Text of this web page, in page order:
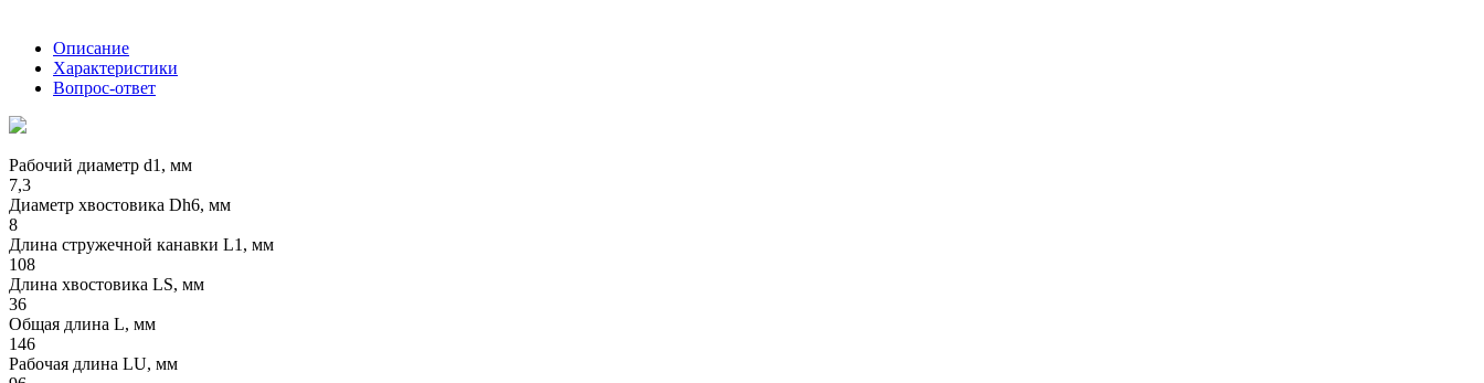
Описание
Характеристики
Вопрос-ответ
Рабочий диаметр d1, мм
7,3
Диаметр хвостовика Dh6, мм
8
Длина стружечной канавки L1, мм
108
Длина хвостовика LS, мм
36
Общая длина L, мм
146
Рабочая длина LU, мм